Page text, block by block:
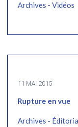
Archives - Vidéos
11 MAI 2015
Rupture en vue
Archives -